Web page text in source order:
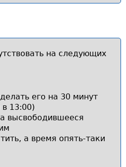
на следующих
его на 30 минут
13:00)
высвободившееся
а время опять-таки